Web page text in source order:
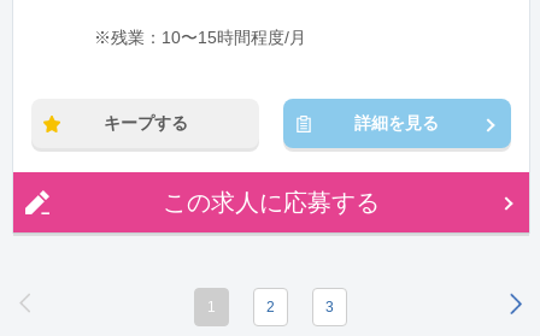
※残業：10〜15時間程度/月
キープする 詳細を見る
この求人に応募する
1 2 3